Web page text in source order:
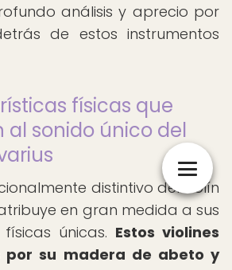
análisis y aprecio por
de estos instrumentos
físicas que
sonido único del
distintivo del violín
en gran medida a sus
únicas. Estos violines
por su madera de abeto y